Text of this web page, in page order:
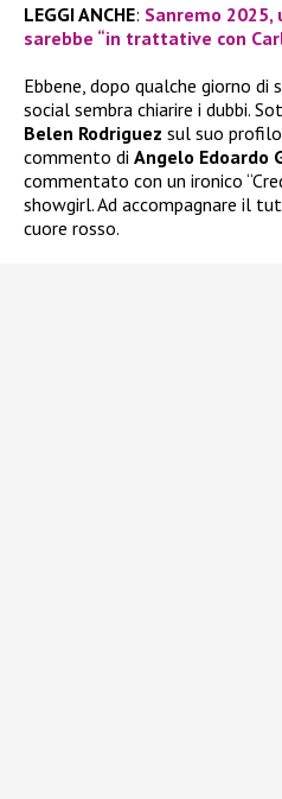
LEGGI ANCHE: Sanremo 2025,
sarebbe “in trattative con
Ebbene, dopo qualche giorno
social sembra chiarire i dubbi.
Belen Rodriguez sul suo
commento di Angelo Edoardo
commentato con un ironico
showgirl. Ad accompagnare il
cuore rosso.